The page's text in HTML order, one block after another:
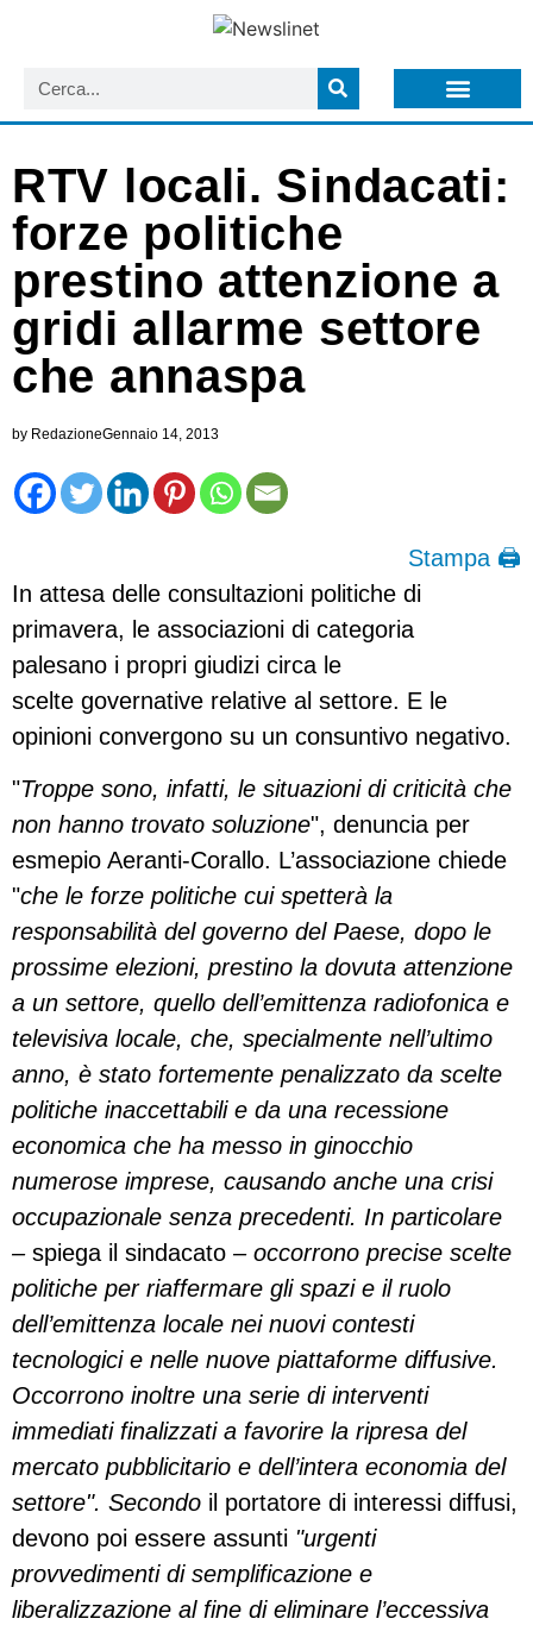
RTV locali. Sindacati:
forze politiche
prestino attenzione a
gridi allarme settore
che annaspa
by RedazioneGennaio 14, 2013
Stampa 🖨
In attesa delle consultazioni politiche di
primavera, le associazioni di categoria
palesano i propri giudizi circa le
scelte governative relative al settore. E le
opinioni convergono su un consuntivo negativo.
"Troppe sono, infatti, le situazioni di criticità che
non hanno trovato soluzione", denuncia per
esmepio Aeranti-Corallo. L’associazione chiede
"che le forze politiche cui spetterà la
responsabilità del governo del Paese, dopo le
prossime elezioni, prestino la dovuta attenzione
a un settore, quello dell’emittenza radiofonica e
televisiva locale, che, specialmente nell’ultimo
anno, è stato fortemente penalizzato da scelte
politiche inaccettabili e da una recessione
economica che ha messo in ginocchio
numerose imprese, causando anche una crisi
occupazionale senza precedenti. In particolare
– spiega il sindacato – occorrono precise scelte
politiche per riaffermare gli spazi e il ruolo
dell’emittenza locale nei nuovi contesti
tecnologici e nelle nuove piattaforme diffusive.
Occorrono inoltre una serie di interventi
immediati finalizzati a favorire la ripresa del
mercato pubblicitario e dell’intera economia del
settore". Secondo il portatore di interessi diffusi,
devono poi essere assunti "urgenti
provvedimenti di semplificazione e
liberalizzazione al fine di eliminare l’eccessiva